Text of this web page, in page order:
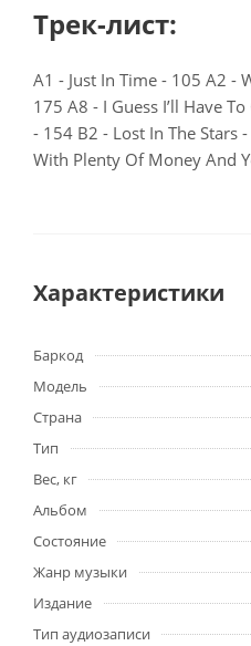
Трек-лист:
A1 - Just In Time - 105 A2 -
175 A8 - I Guess I’ll Have
- 154 B2 - Lost In The Stars
With Plenty Of Money And
Характеристики
Баркод
Модель
Страна
Тип
Вес, кг
Альбом
Состояние
Жанр музыки
Издание
Тип аудиозаписи